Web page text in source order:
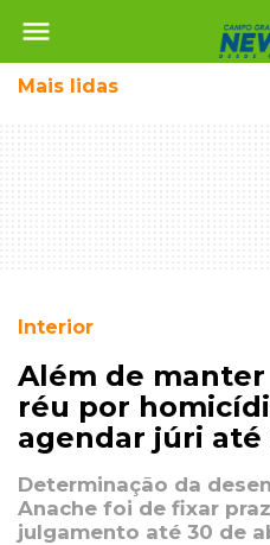
menu
Mais lidas
Interior
Além de
réu por
agendar júri até
Determinação da
Anache foi de fixar
julgamento até 30 de